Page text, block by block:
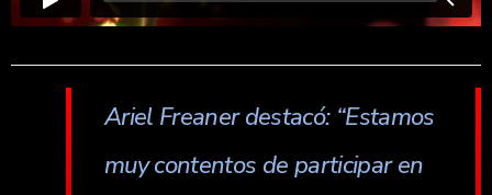
Ariel Freaner destacó: “Estamos
muy contentos de participar en